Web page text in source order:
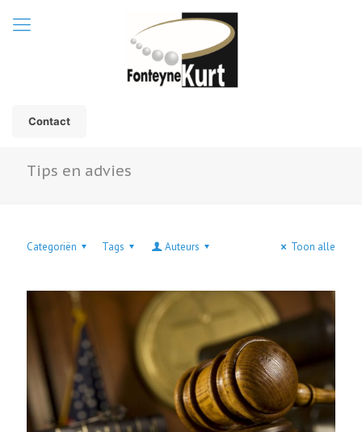
Contact
Tips en advies
Categoriën Tags Auteurs Toon alle